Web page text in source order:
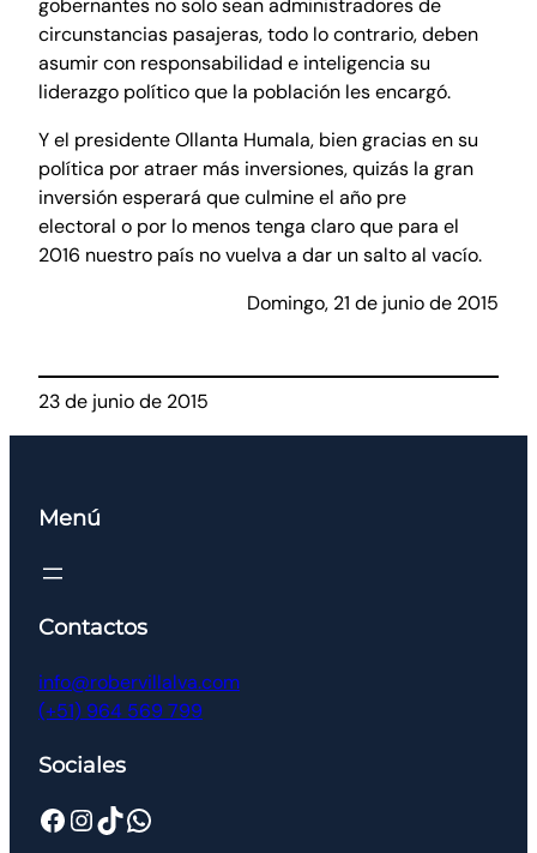
gobernantes no solo sean administradores de
circunstancias pasajeras, todo lo contrario, deben
asumir con responsabilidad e inteligencia su
liderazgo político que la población les encargó.
Y el presidente Ollanta Humala, bien gracias en su
política por atraer más inversiones, quizás la gran
inversión esperará que culmine el año pre
electoral o por lo menos tenga claro que para el
2016 nuestro país no vuelva a dar un salto al vacío.
Domingo, 21 de junio de 2015
23 de junio de 2015
Menú
Contactos
info@robervillalva.com
(+51) 964 569 799
Sociales